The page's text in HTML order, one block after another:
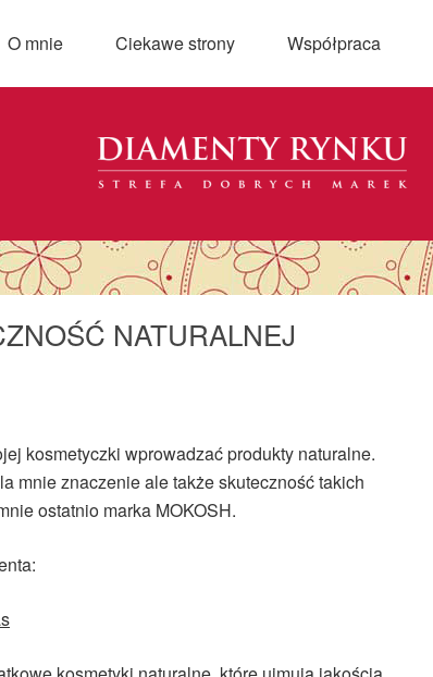
O mnie Ciekawe strony Współpraca
NATURALNEJ
kosmetyczki wprowadzać produkty naturalne.
mnie znaczenie ale także skuteczność takich
ostatnio marka MOKOSH.